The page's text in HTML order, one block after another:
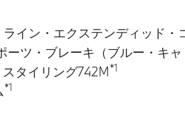
イン・エクステンディッド
ツ・ブレーキ（ブルー・キャ
タイリング742M*1
*1